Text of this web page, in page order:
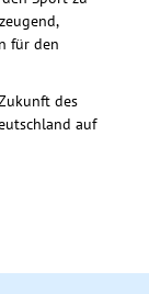
für den
des
auf